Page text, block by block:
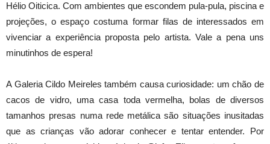
Hélio Oiticica. Com ambientes que escondem pula-pula, piscina e
projeções, o espaço costuma formar filas de interessados em
vivenciar a experiência proposta pelo artista. Vale a pena uns
minutinhos de espera!
A Galeria Cildo Meireles também causa curiosidade: um chão de
cacos de vidro, uma casa toda vermelha, bolas de diversos
tamanhos presas numa rede metálica são situações inusitadas
que as crianças vão adorar conhecer e tentar entender. Por